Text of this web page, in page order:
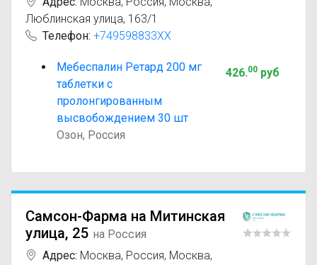
Люблинская улица, 163/1
Телефон: +749598833XX
Мебеспалин Ретард 200 мг
таблетки с
пролонгированным
высвобождением 30 шт
Озон, Россия
426.00руб
Самсон-Фарма на Митинская
улица, 25 на Россия
Адрес: Москва, Россия, Москва,